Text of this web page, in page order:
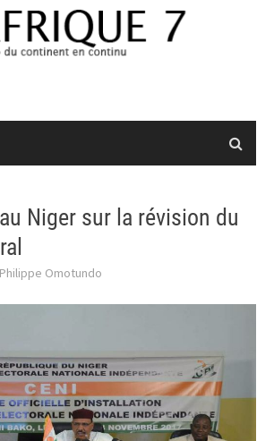
Niger sur la révision du
Philippe Omotundo